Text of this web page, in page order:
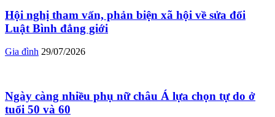
Hội nghị tham vấn, phản biện xã hội về sửa đổi
Luật Bình đẳng giới
Gia đình 29/07/2026
Ngày càng nhiều phụ nữ châu Á lựa chọn tự do ở
tuổi 50 và 60